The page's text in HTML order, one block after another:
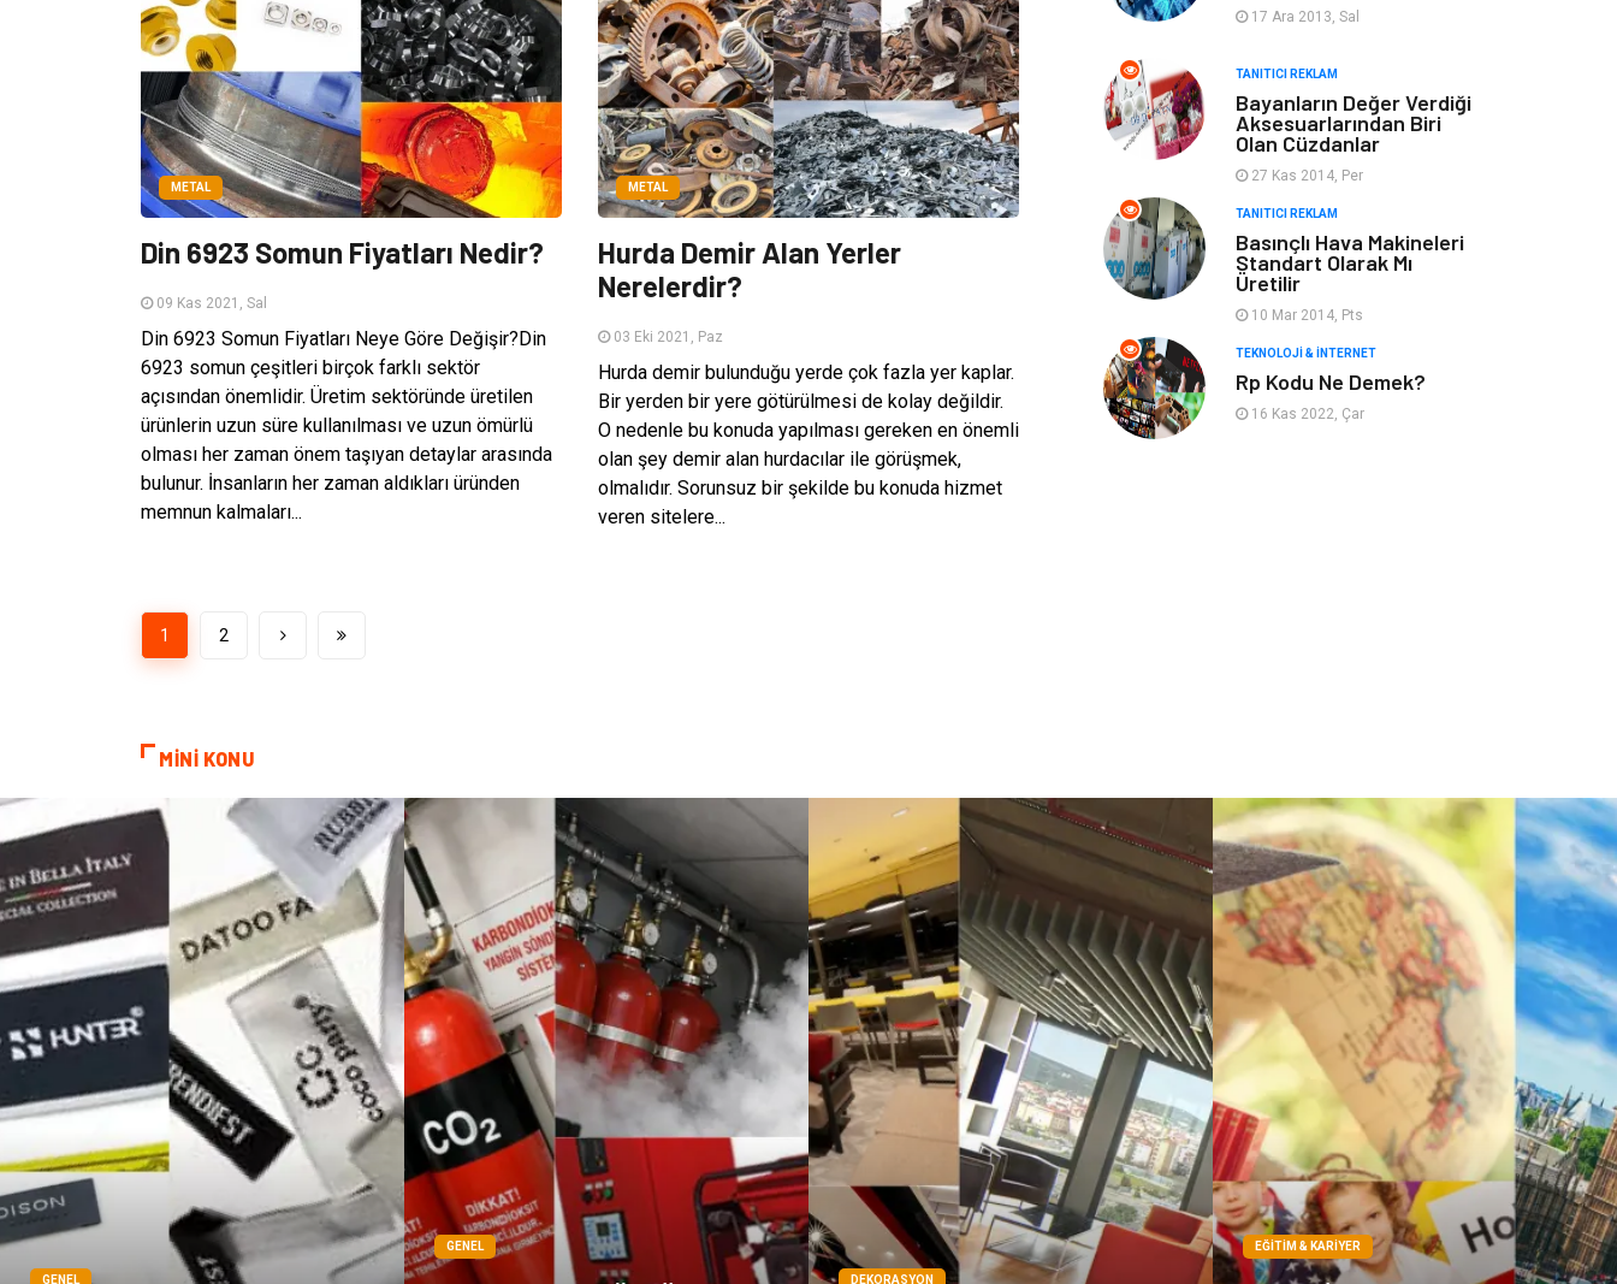
METAL
Din 6923 Somun Fiyatları Nedir?
09 Kas 2021, Sal
Din 6923 Somun Fiyatları Neye Göre Değişir?Din
6923 somun çeşitleri birçok farklı sektör
açısından önemlidir. Üretim sektöründe üretilen
ürünlerin uzun süre kullanılması ve uzun ömürlü
olması her zaman önem taşıyan detaylar arasında
bulunur. İnsanların her zaman aldıkları üründen
memnun kalmaları...
METAL
Hurda Demir Alan Yerler
Nerelerdir?
03 Eki 2021, Paz
Hurda demir bulunduğu yerde çok fazla yer kaplar.
Bir yerden bir yere götürülmesi de kolay değildir.
O nedenle bu konuda yapılması gereken en önemli
olan şey demir alan hurdacılar ile görüşmek,
olmalıdır. Sorunsuz bir şekilde bu konuda hizmet
veren sitelere...
1 2
Mobilya diş sağlığı
Bebek Giyim saç dökülmesi
saç bakımı beslenme
kozmetiğin püf
noktaları
Doğal Enerji
Mermer
17 Ara 2013, Sal
TANITICI REKLAM
Bayanların Değer Verdiği
Aksesuarlarından Biri
Olan Cüzdanlar
27 Kas 2014, Per
TANITICI REKLAM
Basınçlı Hava Makineleri
Standart Olarak Mı
Üretilir
10 Mar 2014, Pts
TEKNOLOJI & İNTERNET
Rp Kodu Ne Demek?
16 Kas 2022, Çar
MİNİ KONU
GENEL
GENEL
DEKORASYON
EĞITIM & KARIYER